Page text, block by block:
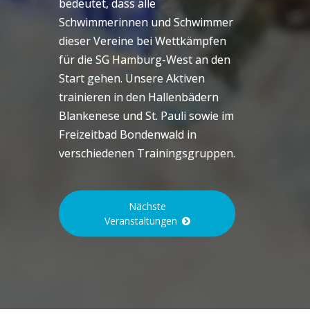
bedeutet, dass alle
Schwimmerinnen und Schwimmer
dieser Vereine bei Wettkämpfen
für die SG Hamburg-West an den
Start gehen. Unsere Aktiven
trainieren in den Hallenbädern
Blankenese und St. Pauli sowie im
Freizeitbad Bondenwald in
verschiedenen Trainingsgruppen.
Nächste
Veranstaltungen